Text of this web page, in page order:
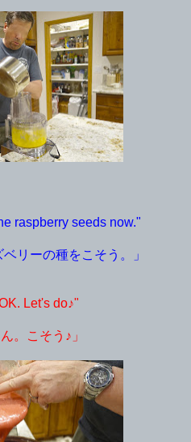
raspberry seeds now."
リーの種をこそう。」
Let's do♪"
。こそう♪」